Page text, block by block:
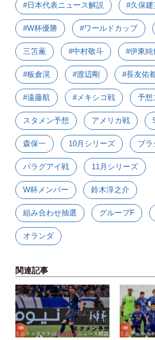
#日本代表ニュース解説 #久保建
#W杯優勝 #ワールドカップ
三笘薫 #中村敬斗 #伊東純
#板倉滉 #渡辺剛 #長友佑
#遠藤航 #メキシコ戦 予想
スタメン予想 アメリカ戦
森保一 10月シリーズ ブラ
パラグアイ戦 11月シリーズ
W杯メンバー 鈴木淳之介
組み合わせ抽選 グループF
オランダ
関連記事